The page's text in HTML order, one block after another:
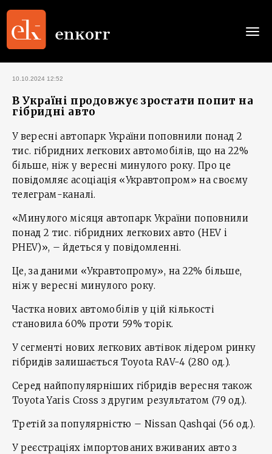
10.10.2024 12:52
В Україні продовжує зростати попит на
гібридні авто
У вересні автопарк України поповнили понад 2
тис. гібридних легкових автомобілів, що на 22%
більше, ніж у вересні минулого року. Про це
повідомляє асоціація «Укравтопром» на своєму
телеграм-каналі.
«Минулого місяця автопарк України поповнили
понад 2 тис. гібридних легкових авто (HEV i
PHEV)», – йдеться у повідомленні.
Це, за даними «Укравтопрому», на 22% більше,
ніж у вересні минулого року.
Частка нових автомобілів у цій кількості
становила 60% проти 59% торік.
У сегменті нових легкових автівок лідером ринку
гібридів залишається Toyota RAV-4 (280 од.).
Серед найпопулярніших гібридів вересня також
Toyota Yaris Cross з другим результатом (79 од.).
Третій за популярністю – Nissan Qashqai (56 од.).
У реєстраціях імпортованих вживаних авто з